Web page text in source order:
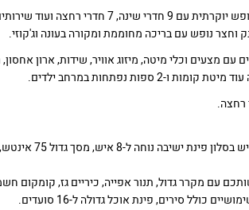
אירוח יוקרתי ומפנק בווילת נופש יוקרתית עם 9 חדרי שינה, 7 חדרי
וחצר נופש עם בריכה מחוממת ומקורה בעונה וג'קוזי.
עם מצעים וכלי מיטה, מיזוג אוויר, שידות, ארון
2 ספות נפתחות במרחב ילדים.
הסלון של הווילה מרווח ונוח. יש בסלון
עם מקרר גדול, תנור אפייה, כיריים גז, קומקום
כולל סירים, פינת אוכל גדולה ל-16 סועדים.